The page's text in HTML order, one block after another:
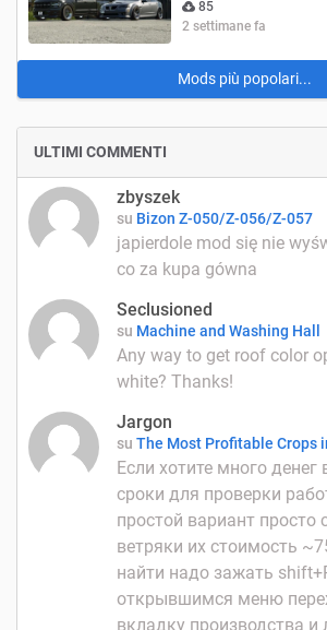
85
2 settimane fa
Mods più popolari...
ULTIMI COMMENTI
zbyszek
su Bizon Z-050/Z-056/Z-057
japierdole mod się nie
co za kupa gówna
Seclusioned
su Machine and Washing Hall
Any way to get roof color
white? Thanks!
Jargon
su The Most Profitable Crops
Если хотите много
сроки для проверки
простой вариант просто
ветряки их стоимость
найти надо зажать
открывшимся меню
вкладку производства и